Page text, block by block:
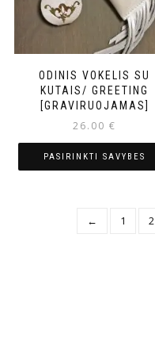
ODINIS VOKELIS SU
KUTAIS/ GREETING
[GRAVIRUOJAMAS]
26.00 €
PASIRINKTI SAVYBES
← 1 2